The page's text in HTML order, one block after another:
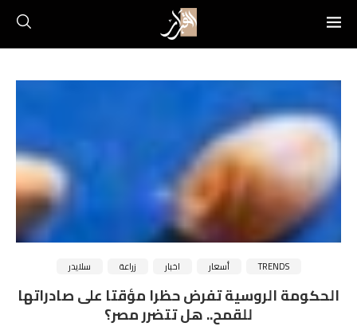
TRENDS أسعار اخبار زراعة سلايدر
الحكومة الروسية تفرض حظرا مؤقتا على صادراتها
للقمح.. هل تتضرر مصر؟